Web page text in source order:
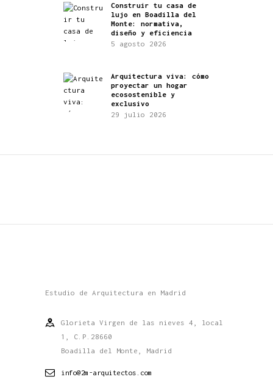
Construir tu casa de
lujo en Boadilla del
Monte: normativa,
diseño y eficiencia
5 agosto 2026
Arquitectura viva: cómo
proyectar un hogar
ecosostenible y
exclusivo
29 julio 2026
Estudio de Arquitectura en Madrid
Glorieta Virgen de las nieves 4, local
1, C.P.28660
Boadilla del Monte, Madrid
info@2m-arquitectos.com